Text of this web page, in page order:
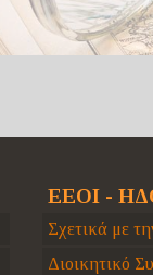
ΕΕΟΙ -
Σχετικά με
Διοικητικό